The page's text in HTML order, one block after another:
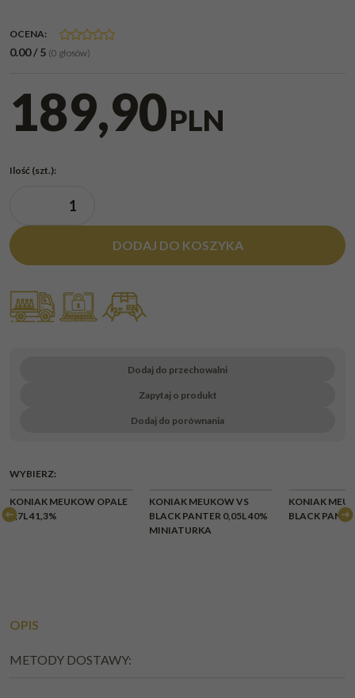
OCENA:
0.00/5 (0 głosów)
189,90PLN
Ilość (szt.):
DODAJ DO KOSZYKA
Dodaj do przechowalni
Zapytaj o produkt
Dodaj do porównania
WYBIERZ:
KONIAK MEUKOW OPALE
0,7L 41,3%
KONIAK MEUKOW VS
BLACK PANTER 0,05L 40%
MINIATURKA
KONIAK
BLACK
OPIS
METODY DOSTAWY: